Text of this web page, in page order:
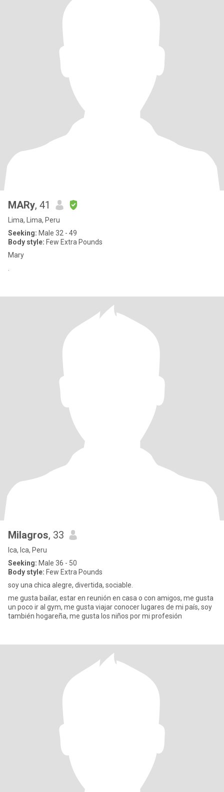
MARy, 41
Lima, Lima, Peru
Seeking: Male 32 - 49
Body style: Few Extra Pounds
Mary
Milagros, 33
Ica, Ica, Peru
Seeking: Male 36 - 50
Body style: Few Extra Pounds
soy una chica alegre, divertida, sociable.
me gusta bailar, estar en reunión en casa o con amigos, me gusta
un poco ir al gym, me gusta viajar conocer lugares de mi país, soy
también hogareña, me gusta los niños por mi profesión